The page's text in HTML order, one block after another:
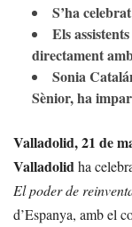
S’ha
Els
directament
Sonia
Sènior, ha
Valladolid, 21 de
Valladolidha
El poder de
d’Espanya, amb el